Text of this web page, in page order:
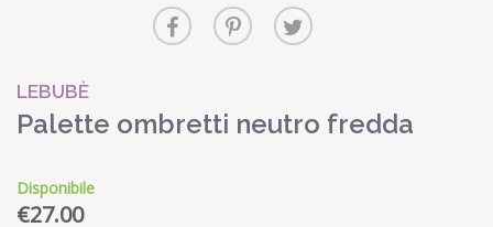
LEBUBÈ
Palette ombretti neutro fredda
Disponibile
€27.00